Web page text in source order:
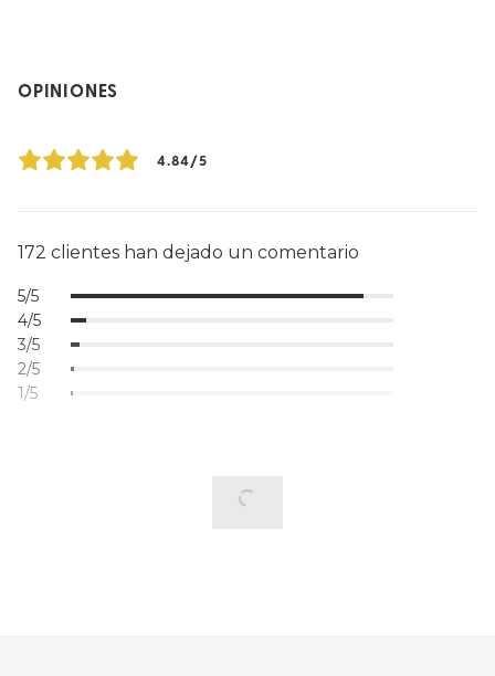
OPINIONES
4.84/5
172 clientes han dejado un comentario
5/5
4/5
3/5
2/5
1/5